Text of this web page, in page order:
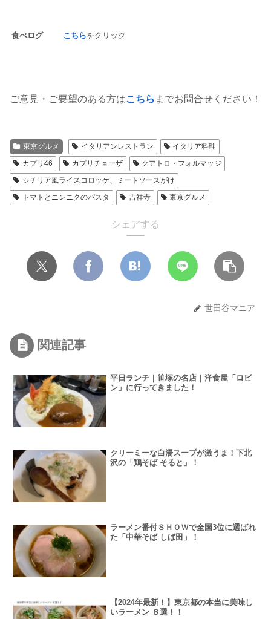
食べログ こちらをクリック
ご意見・ご要望のある方はこちら までお問合せください！
東京グルメ イタリアンレストラン
イタリア料理
カプリ46
カプリチョーザ
クアトロ・フォルマッジ
シチリア風ライスコロッケ、ミートソースがけ
トマトとニンニクのパスタ
吉祥寺 東京グルメ
シェアする
世田谷マニア
関連記事
平日ランチ｜笹塚の名店｜洋食屋「ロビ
ン」に行ってきました！
クリーミーな白湯スープが激うま！下北
沢の「鶏そば そると」！
ラーメン番付ＳＨＯＷで全国3位に選ばれ
た「中華そば しば田」！
【2024年最新！】東京都の本当に美味し
いラーメン ８選！！